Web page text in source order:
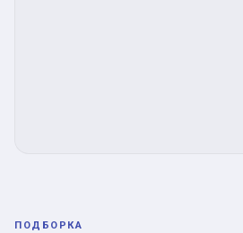
ПОДБОРКА